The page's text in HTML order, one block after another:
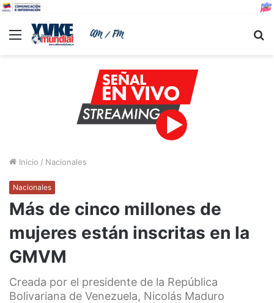
Menu
Inicio / Nacionales
Nacionales
Más de cinco millones de
mujeres están inscritas en la
GMVM
Creada por el presidente de la República
Bolivariana de Venezuela, Nicolás Maduro